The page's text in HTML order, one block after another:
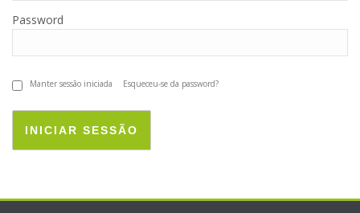
Password
Manter sessão iniciada Esqueceu-se da password?
INICIAR SESSÃO